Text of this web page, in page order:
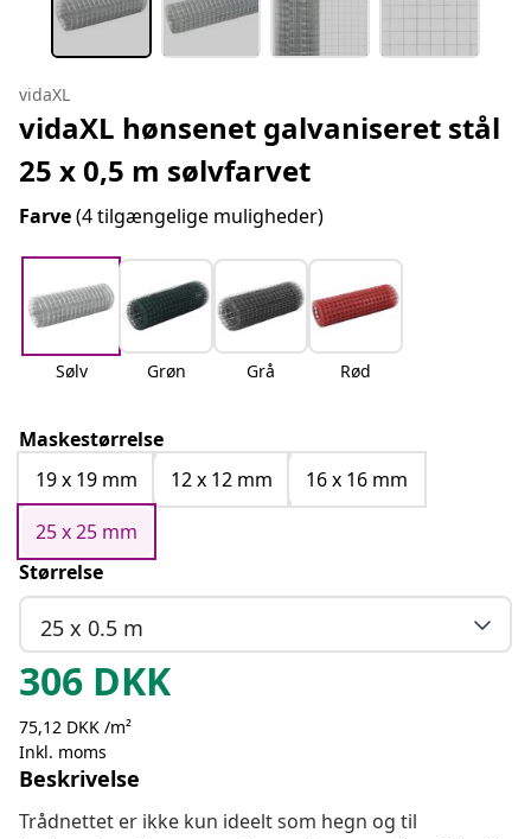
vidaXL
vidaXL hønsenet galvaniseret stål
25 x 0,5 m sølvfarvet
Farve(4 tilgængelige muligheder)
Sølv Grøn Grå Rød
Maskestørrelse
19 x 19 mm
12 x 12 mm
16 x 16 mm
25 x 25 mm
Størrelse
25 x 0.5 m
306 DKK
75,12 DKK /m²
Inkl. moms
Beskrivelse
Trådnettet er ikke kun ideelt som hegn og til